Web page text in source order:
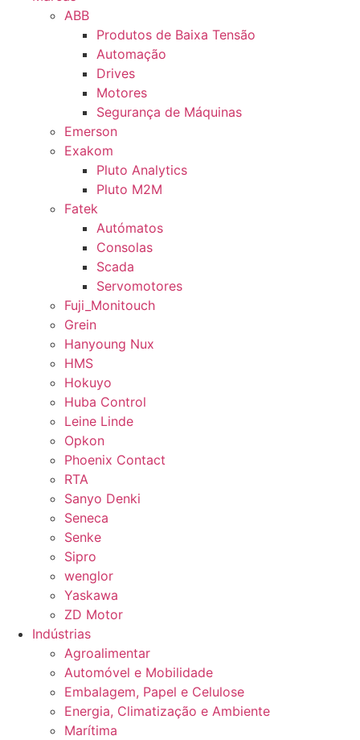
ABB
Produtos de Baixa Tensão
Automação
Drives
Motores
Segurança de Máquinas
Emerson
Exakom
Pluto Analytics
Pluto M2M
Fatek
Autómatos
Consolas
Scada
Servomotores
Fuji_Monitouch
Grein
Hanyoung Nux
HMS
Hokuyo
Huba Control
Leine Linde
Opkon
Phoenix Contact
RTA
Sanyo Denki
Seneca
Senke
Sipro
wenglor
Yaskawa
ZD Motor
Indústrias
Agroalimentar
Automóvel e Mobilidade
Embalagem, Papel e Celulose
Energia, Climatização e Ambiente
Marítima